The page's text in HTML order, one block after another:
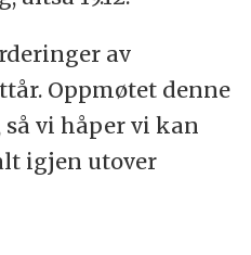
av
Oppmøtet denne
vi håper vi kan
igjen utover